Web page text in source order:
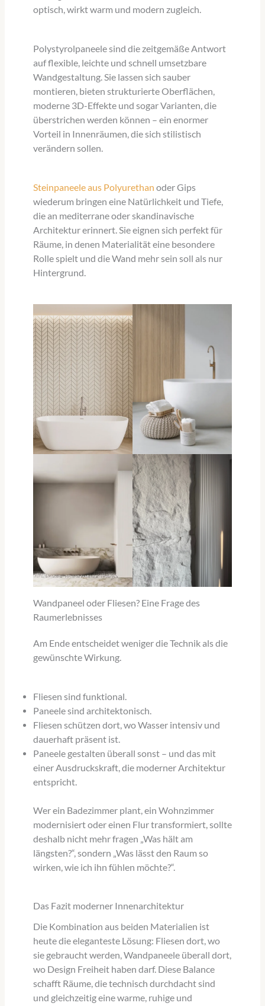
optisch, wirkt warm und modern zugleich.
Polystyrolpaneele sind die zeitgemäße Antwort
auf flexible, leichte und schnell umsetzbare
Wandgestaltung. Sie lassen sich sauber
montieren, bieten strukturierte Oberflächen,
moderne 3D-Effekte und sogar Varianten, die
überstrichen werden können – ein enormer
Vorteil in Innenräumen, die sich stilistisch
verändern sollen.
Steinpaneele aus Polyurethan oder Gips
wiederum bringen eine Natürlichkeit und Tiefe,
die an mediterrane oder skandinavische
Architektur erinnert. Sie eignen sich perfekt für
Räume, in denen Materialität eine besondere
Rolle spielt und die Wand mehr sein soll als nur
Hintergrund.
Wandpaneel oder Fliesen? Eine Frage des
Raumerlebnisses
Am Ende entscheidet weniger die Technik als die
gewünschte Wirkung.
Fliesen sind funktional.
Paneele sind architektonisch.
Fliesen schützen dort, wo Wasser intensiv und
dauerhaft präsent ist.
Paneele gestalten überall sonst – und das mit
einer Ausdruckskraft, die moderner Architektur
entspricht.
Wer ein Badezimmer plant, ein Wohnzimmer
modernisiert oder einen Flur transformiert, sollte
deshalb nicht mehr fragen „Was hält am
längsten?“, sondern „Was lässt den Raum so
wirken, wie ich ihn fühlen möchte?“.
Das Fazit moderner Innenarchitektur
Die Kombination aus beiden Materialien ist
heute die eleganteste Lösung: Fliesen dort, wo
sie gebraucht werden, Wandpaneele überall dort,
wo Design Freiheit haben darf. Diese Balance
schafft Räume, die technisch durchdacht sind
und gleichzeitig eine warme, ruhige und